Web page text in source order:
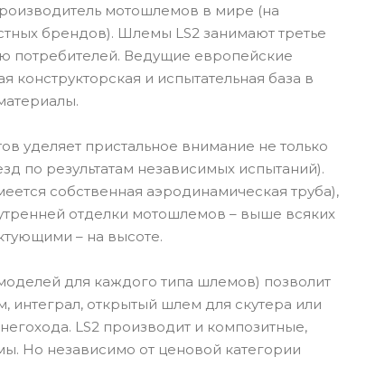
мотошлемов в мире (на
брендов). Шлемы LS2 занимают третье
потребителей. Ведущие европейские
и испытательная база в
уделяет пристальное внимание не только
по результатам независимых испытаний).
собственная аэродинамическая труба),
отделки мотошлемов – выше всяких
– на высоте.
для каждого типа шлемов) позволит
открытый шлем для скутера или
LS2 производит и композитные,
Но независимо от ценовой категории